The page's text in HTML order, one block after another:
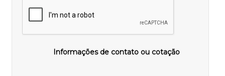
Informações de contato ou cotação